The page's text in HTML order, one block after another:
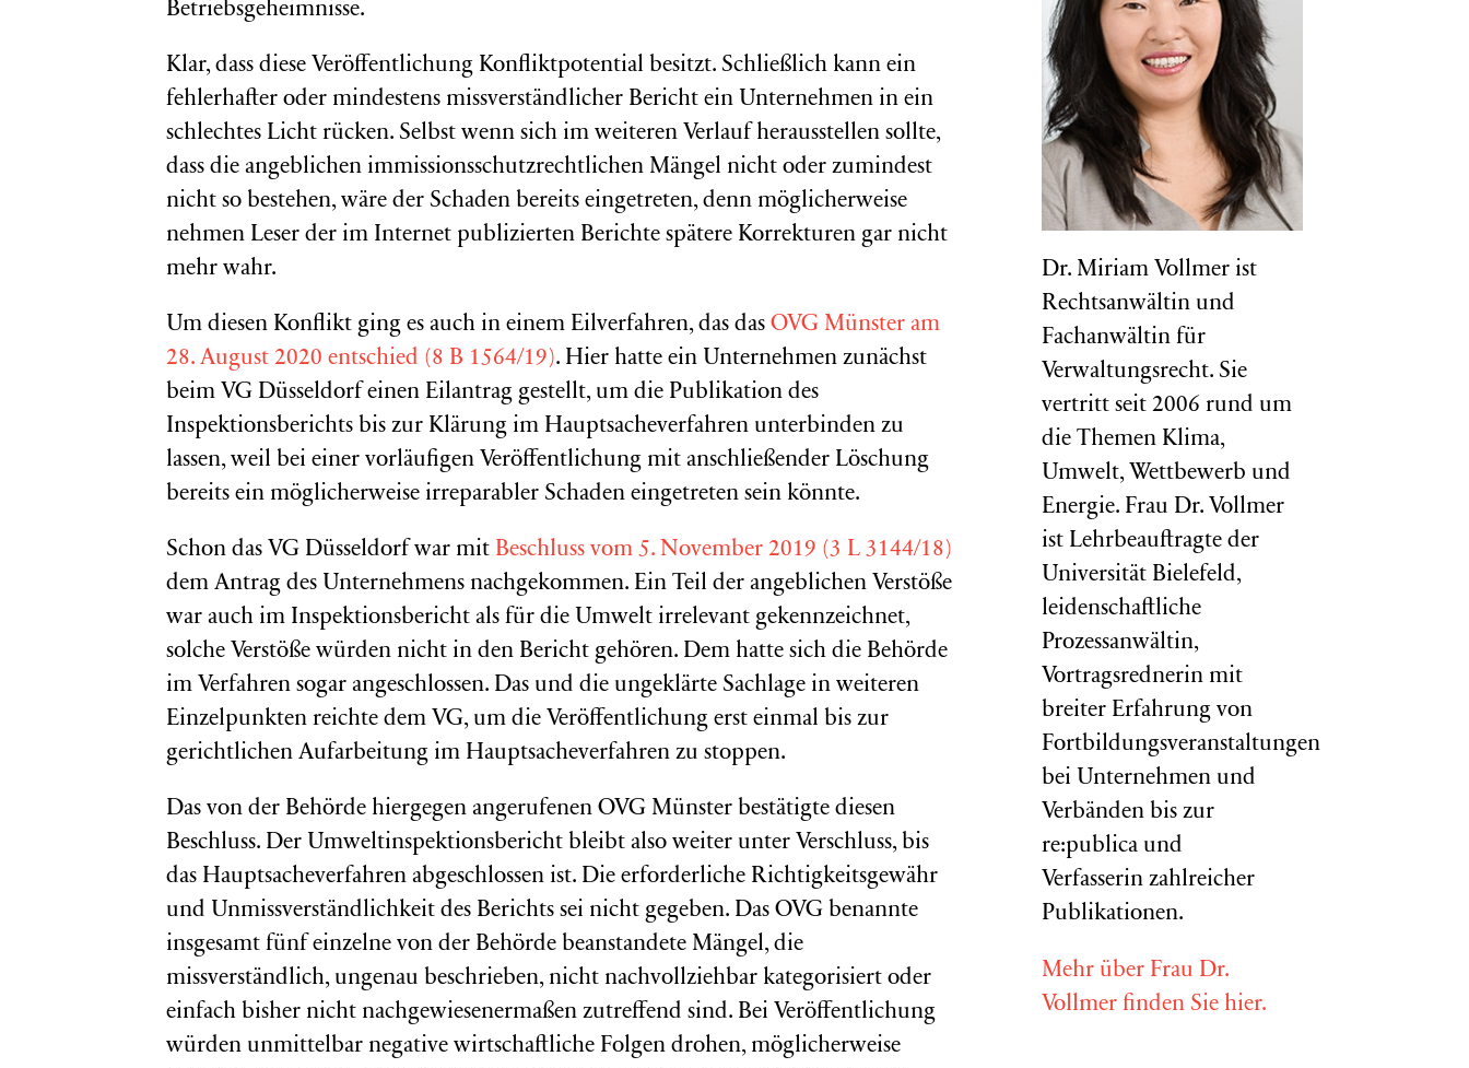
Betriebsgeheimnisse.
Klar, dass diese Veröffentlichung Konfliktpotential besitzt. Schließlich kann ein
fehlerhafter oder mindestens missverständlicher Bericht ein Unternehmen in ein
schlechtes Licht rücken. Selbst wenn sich im weiteren Verlauf herausstellen sollte,
dass die angeblichen immissionsschutzrechtlichen Mängel nicht oder zumindest
nicht so bestehen, wäre der Schaden bereits eingetreten, denn möglicherweise
nehmen Leser der im Internet publizierten Berichte spätere Korrekturen gar nicht
mehr wahr.
Um diesen Konflikt ging es auch in einem Eilverfahren, das das OVG Münster am
28. August 2020 entschied (8 B 1564/19). Hier hatte ein Unternehmen zunächst
beim VG Düsseldorf einen Eilantrag gestellt, um die Publikation des
Inspektionsberichts bis zur Klärung im Hauptsacheverfahren unterbinden zu
lassen, weil bei einer vorläufigen Veröffentlichung mit anschließender Löschung
bereits ein möglicherweise irreparabler Schaden eingetreten sein könnte.
Schon das VG Düsseldorf war mit Beschluss vom 5. November 2019 (3 L 3144/18)
dem Antrag des Unternehmens nachgekommen. Ein Teil der angeblichen Verstöße
war auch im Inspektionsbericht als für die Umwelt irrelevant gekennzeichnet,
solche Verstöße würden nicht in den Bericht gehören. Dem hatte sich die Behörde
im Verfahren sogar angeschlossen. Das und die ungeklärte Sachlage in weiteren
Einzelpunkten reichte dem VG, um die Veröffentlichung erst einmal bis zur
gerichtlichen Aufarbeitung im Hauptsacheverfahren zu stoppen.
Das von der Behörde hiergegen angerufenen OVG Münster bestätigte diesen
Beschluss. Der Umweltinspektionsbericht bleibt also weiter unter Verschluss, bis
das Hauptsacheverfahren abgeschlossen ist. Die erforderliche Richtigkeitsgewähr
und Unmissverständlichkeit des Berichts sei nicht gegeben. Das OVG benannte
insgesamt fünf einzelne von der Behörde beanstandete Mängel, die
missverständlich, ungenau beschrieben, nicht nachvollziehbar kategorisiert oder
einfach bisher nicht nachgewiesenermaßen zutreffend sind. Bei Veröffentlichung
würden unmittelbar negative wirtschaftliche Folgen drohen, möglicherweise
Dr. Miriam Vollmer ist
Rechtsanwältin und
Fachanwältin für
Verwaltungsrecht. Sie
vertritt seit 2006 rund um
die Themen Klima,
Umwelt, Wettbewerb und
Energie. Frau Dr. Vollmer
ist Lehrbeauftragte der
Universität Bielefeld,
leidenschaftliche
Prozessanwältin,
Vortragsrednerin mit
breiter Erfahrung von
Fortbildungsveranstaltungen
bei Unternehmen und
Verbänden bis zur
re:publica und
Verfasserin zahlreicher
Publikationen.
Mehr über Frau Dr.
Vollmer finden Sie hier.